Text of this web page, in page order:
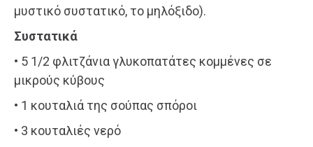
μυστικό συστατικό, το μηλόξιδο).
Συστατικά
• 5 1/2 φλιτζάνια γλυκοπατάτες κομμένες σε
μικρούς κύβους
• 1 κουταλιά της σούπας σπόροι
• 3 κουταλιές νερό